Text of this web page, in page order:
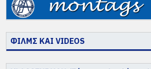
ΦΙΛΜΣ ΚΑΙ VIDEOS